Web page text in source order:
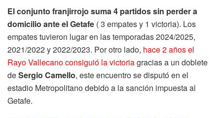
El conjunto franjirrojo suma 4 partidos sin perder a
domicilio ante el Getafe ( 3 empates y 1 victoria). Los
empates tuvieron lugar en las temporadas 2024/2025,
2021/2022 y 2022/2023. Por otro lado, hace 2 años el
Rayo Vallecano consiguió la victoriagracias a un doblete
deSergio Camello, este encuentro se disputó en el
estadio Metropolitano debido a la sanción impuesta al
Getafe.